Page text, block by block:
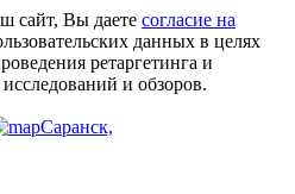
сайт, Вы даете согласие на
данных в целях
ретаргетинга и
и обзоров.
Саранск,